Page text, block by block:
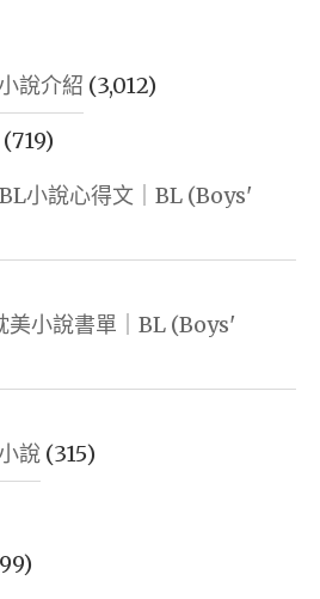
說介紹 (3,012)
(719)
BL小說心得文｜BL (Boys'
美小說書單｜BL (Boys'
說 (315)